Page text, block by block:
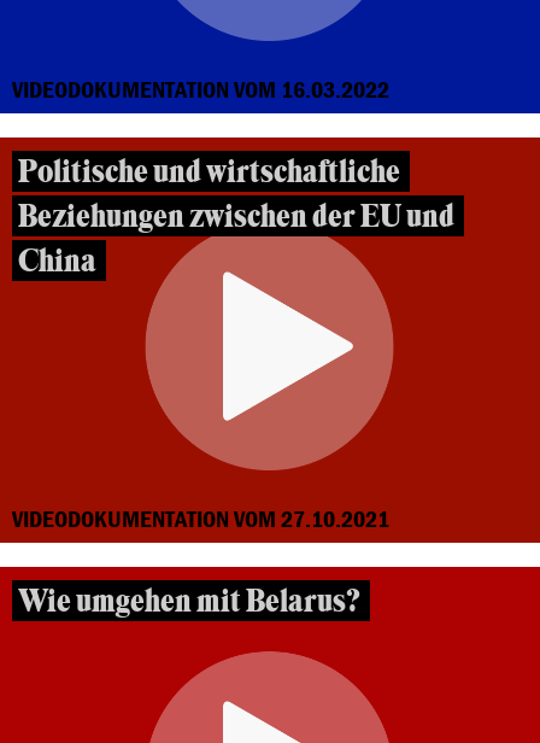
VIDEODOKUMENTATION VOM 16.03.2022
Politische und wirtschaftliche
Beziehungen zwischen der EU und
China
VIDEODOKUMENTATION VOM 27.10.2021
Wie umgehen mit Belarus?